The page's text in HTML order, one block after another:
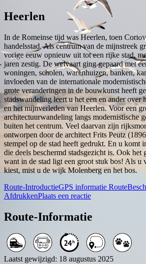
Heerlen
In de Romeinse tijd was Heerlen, toen
handelsstad. Als centrum van de mijnstreek
vorige eeuw opnieuw uit tot een rijke stad,
jaren zestig. De welvaart ging gepaard met
woningen, scholen, warenhuizen, banken,
invloeden van de internationale
grote veranderingen in de bouwkunst heeft
stadswandeling leert u het een en ander over
en het mijnverleden van Heerlen. Voor een
architectuurwandeling langs modernistische
buiten het centrum. Veel daarvan zijn
ontworpen door de architect Frits Peutz
stempel op de stad heeft gedrukt. En u komt
die deels beschermd stadsgezicht is. Ook het
want in de stad ligt een groot stuk bos! Als u
kiest, mist u de wijk Molenberg en het bos.
Route-IntroductieGPS informatie
AfdrukkenPlaats een reactie
Route-Informatie
Laatst gewijzigd: 18 augustus 2025